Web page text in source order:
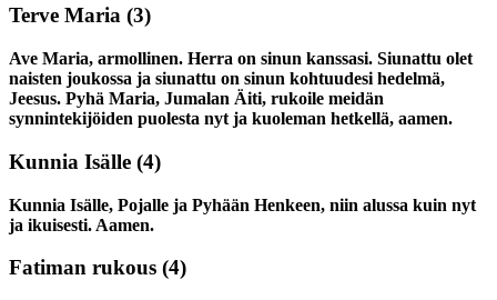
Terve Maria (3)
Ave Maria, armollinen. Herra on sinun kanssasi. Siunattu olet
naisten joukossa ja siunattu on sinun kohtuudesi hedelmä,
Jeesus. Pyhä Maria, Jumalan Äiti, rukoile meidän
synnintekijöiden puolesta nyt ja kuoleman hetkellä, aamen.
Kunnia Isälle (4)
Kunnia Isälle, Pojalle ja Pyhään Henkeen, niin alussa kuin nyt
ja ikuisesti. Aamen.
Fatiman rukous (4)